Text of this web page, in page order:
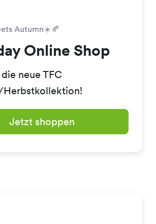
Autumn☀️🍂
Online Shop
neue TFC
Jetzt shoppen